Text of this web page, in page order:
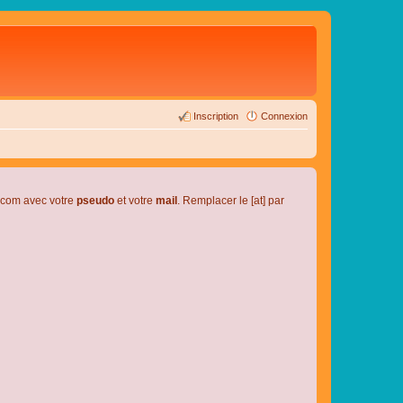
Connexion
Inscription
avec votre pseudo et votre mail . Remplacer le [at] par